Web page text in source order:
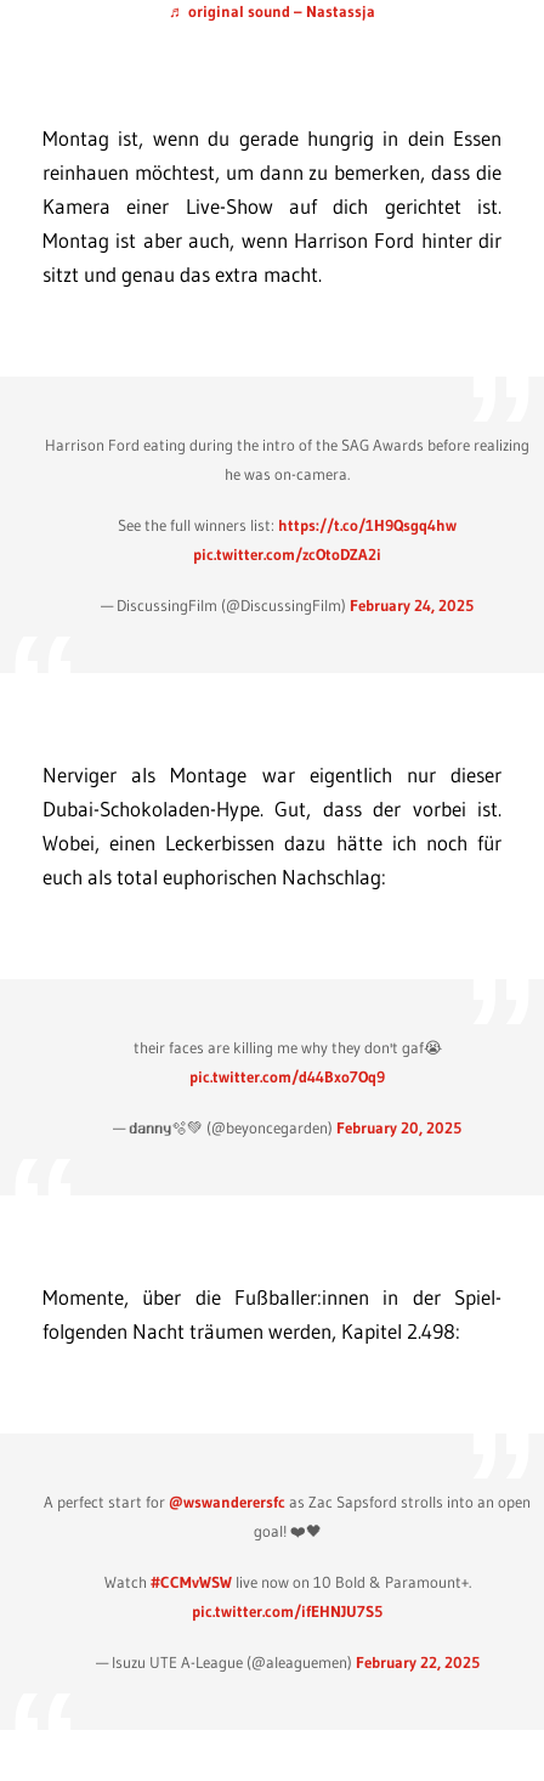
♬ original sound – Nastassja
Montag ist, wenn du gerade hungrig in dein Essen
reinhauen möchtest, um dann zu bemerken, dass die
Kamera einer Live-Show auf dich gerichtet ist.
Montag ist aber auch, wenn Harrison Ford hinter dir
sitzt und genau das extra macht.
Harrison Ford eating during the intro of the SAG Awards before realizing
he was on-camera.
See the full winners list: https://t.co/1H9Qsgq4hw
pic.twitter.com/zcOtoDZA2i
— DiscussingFilm (@DiscussingFilm) February 24, 2025
Nerviger als Montage war eigentlich nur dieser
Dubai-Schokoladen-Hype. Gut, dass der vorbei ist.
Wobei, einen Leckerbissen dazu hätte ich noch für
euch als total euphorischen Nachschlag:
their faces are killing me why they don't gaf😭
pic.twitter.com/d44Bxo7Oq9
— 𝗱𝗮𝗻𝗻𝘆🫧💚 (@beyoncegarden) February 20, 2025
Momente, über die Fußballer:innen in der Spiel-
folgenden Nacht träumen werden, Kapitel 2.498:
A perfect start for@wswanderersfc as Zac Sapsford strolls into an open
goal! ❤️🖤
Watch #CCMvWSWlive now on 10 Bold & Paramount+.
pic.twitter.com/ifEHNJU7S5
— Isuzu UTE A-League (@aleaguemen) February 22, 2025